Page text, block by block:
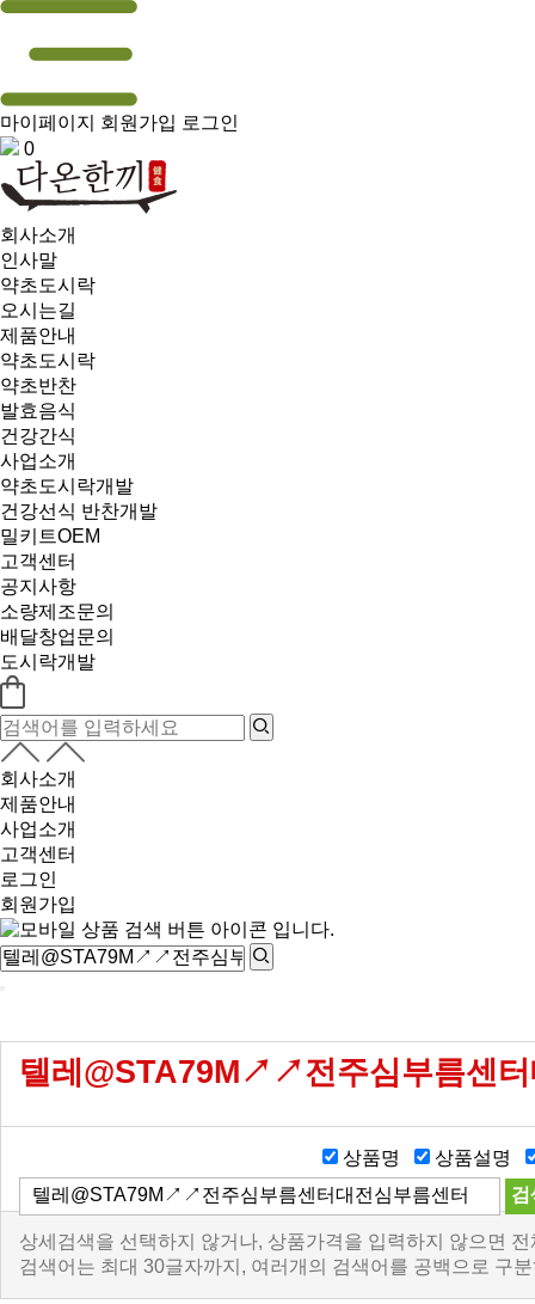
마이페이지 회원가입 로그인
0
회사소개
인사말
약초도시락
오시는길
제품안내
약초도시락
약초반찬
발효음식
건강간식
사업소개
약초도시락개발
건강선식 반찬개발
밀키트OEM
고객센터
공지사항
소량제조문의
배달창업문의
도시락개발
회사소개
제품안내
사업소개
고객센터
로그인
회원가입
텔레@STA79M↗↗전주심부름센터
상품명 상품설명
상세검색을 선택하지 않거나, 상품가격을 입력하지 않으면
검색어는 최대 30글자까지, 여러개의 검색어를 공백으로 구